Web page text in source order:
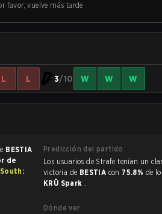
favor, vuelve más tarde
L L 3/10 W W W
BESTIA
de
Predicción del partido
Los usuarios de Strafe tenían un claro favorito en este partido, y predijeron la
victoria de BESTIA con 75.8% de
KRÜ Spark .
Dónde ver